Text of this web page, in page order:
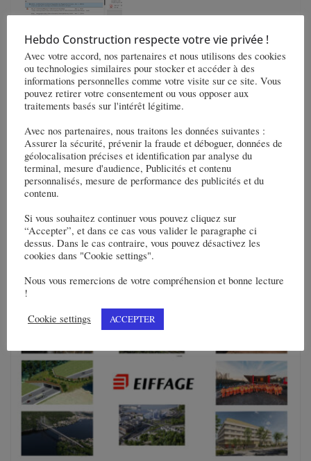
Juillet 2026 – Carnet de l’industrie
Skanska améliore les routes de l’aéroport
international de Los Angeles, en Californie, aux
États-Unis, pour 178 M$
« Beau chemin » le projet de réaffectation de
bâtiments de l’hôpital de Nanterre dans un
programme immobilier mixte
Vous pourrez aussi aimer
Hebdo Construction respecte votre vie privée !
Avec votre accord, nos partenaires et nous utilisons des cookies
ou technologies similaires pour stocker et accéder à des
informations personnelles comme votre visite sur ce site. Vous
pouvez retirer votre consentement ou vous opposer aux
traitements basés sur l'intérêt légitime.
Avec nos partenaires, nous traitons les données suivantes :
Assurer la sécurité, prévenir la fraude et déboguer, données de
géolocalisation précises et identification par analyse du
terminal, mesure d'audience, Publicités et contenu
personnalisés, mesure de performance des publicités et du
contenu.
Si vous souhaitez continuer vous pouvez cliquez sur
“Accepter”, et dans ce cas vous valider le paragraphe ci
dessus. Dans le cas contraire, vous pouvez désactivez les
cookies dans "Cookie settings".
Nous vous remercions de votre compréhension et bonne lecture
!
Cookie settings
ACCEPTER